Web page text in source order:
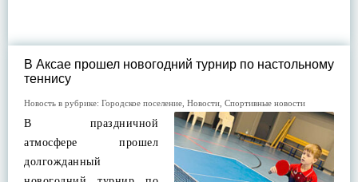
В Аксае прошел новогодний турнир по настольному
теннису
Новость в рубрике: Городское поселение Новости Спортивные новости
В праздничной
атмосфере прошел
долгожданный